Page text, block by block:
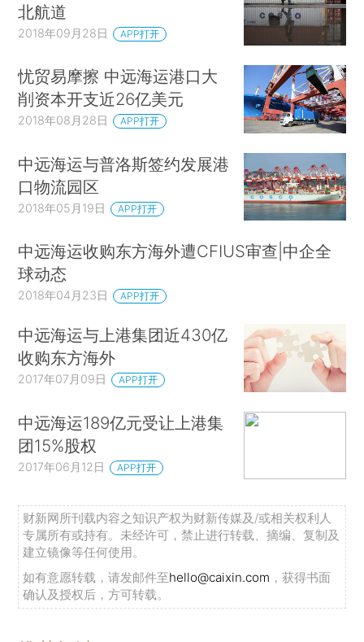
北航道
2018年09月28日 APP打开
忧贸易摩擦 中远海运港口大
削资本开支近26亿美元
2018年08月28日 APP打开
中远海运与普洛斯签约发展港
口物流园区
2018年05月19日 APP打开
中远海运收购东方海外遭CFIUS审查|中企全
球动态
2018年04月23日 APP打开
中远海运与上港集团近430亿
收购东方海外
2017年07月09日 APP打开
中远海运189亿元受让上港集
团15%股权
2017年06月12日 APP打开
财新网所刊载内容之知识产权为财新传媒及/或相关权利人
专属所有或持有。未经许可，禁止进行转载、摘编、复制及
建立镜像等任何使用。
如有意愿转载，请发邮件至hello@caixin.com ，获得书面
确认及授权后，方可转载。